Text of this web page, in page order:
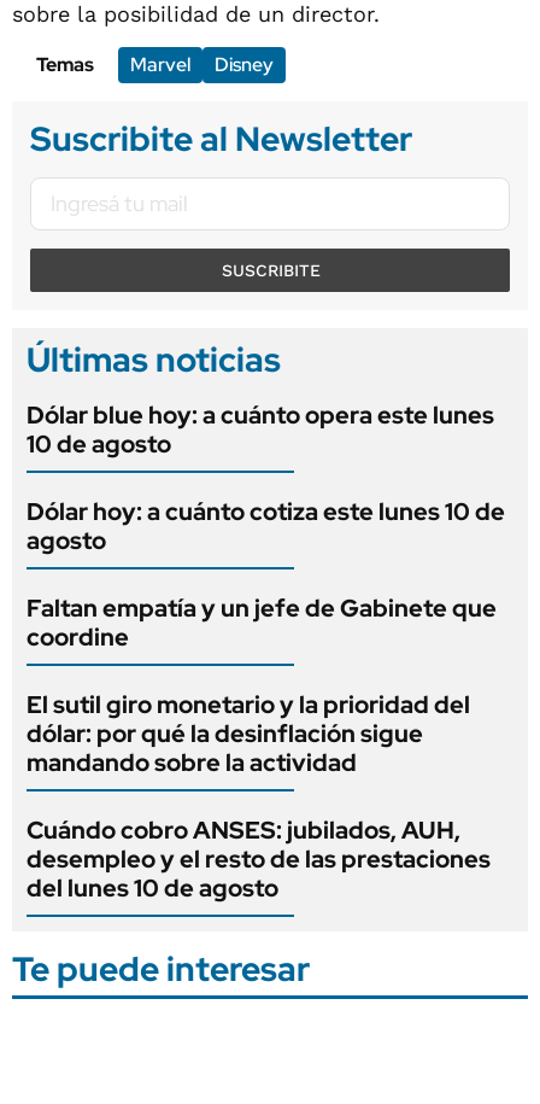
sobre la posibilidad de un director.
Temas
Marvel Disney
Suscribite al Newsletter
SUSCRIBITE
Últimas noticias
Dólar blue hoy: a cuánto opera este lunes
10 de agosto
Dólar hoy: a cuánto cotiza este lunes 10 de
agosto
Faltan empatía y un jefe de Gabinete que
coordine
El sutil giro monetario y la prioridad del
dólar: por qué la desinflación sigue
mandando sobre la actividad
Cuándo cobro ANSES: jubilados, AUH,
desempleo y el resto de las prestaciones
del lunes 10 de agosto
Te puede interesar